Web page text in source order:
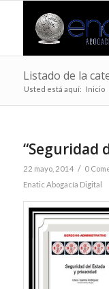
Listado de la
Usted está aquí: Inicio
“Seguridad
22 mayo, 2014 / 0
Enatic Abogacía Digital